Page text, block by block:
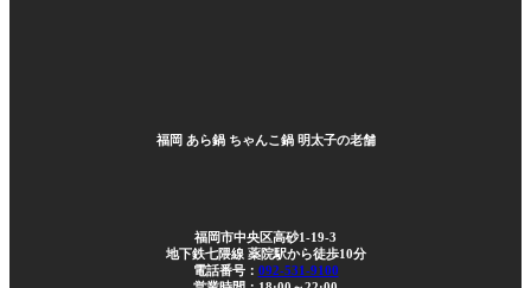
福岡 あら鍋 ちゃんこ鍋 明太子の老舗
福岡市中央区高砂1-19-3
地下鉄七隈線 薬院駅から徒歩10分
電話番号： 092-531-9100